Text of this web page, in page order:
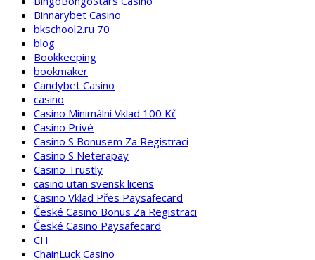
Binnarybet Casino
bkschool2.ru 70
blog
Bookkeeping
bookmaker
Candybet Casino
casino
Casino Minimální Vklad 100 Kč
Casino Privé
Casino S Bonusem Za Registraci
Casino S Neterapay
Casino Trustly
casino utan svensk licens
Casino Vklad Přes Paysafecard
České Casino Bonus Za Registraci
České Casino Paysafecard
CH
ChainLuck Casino